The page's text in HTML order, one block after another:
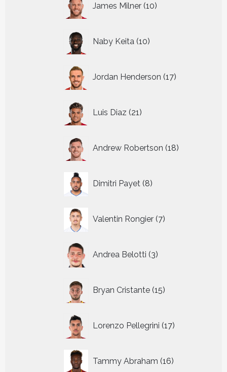
James Milner 10
producten
Naby Keita 10
producten
Jordan Henderson 17
producten
Luis Diaz 21
producten
Andrew Robertson 18
producten
Dimitri Payet 8
producten
Valentin Rongier 7
producten
Andrea Belotti 3
producten
Bryan Cristante 15
producten
Lorenzo Pellegrini 17
producten
Tammy Abraham 16
producten